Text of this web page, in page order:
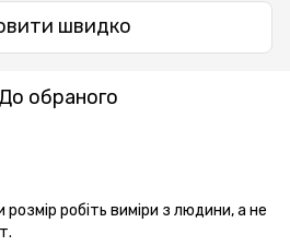
швидко
До обраного
розмір робіть виміри з людини, а не